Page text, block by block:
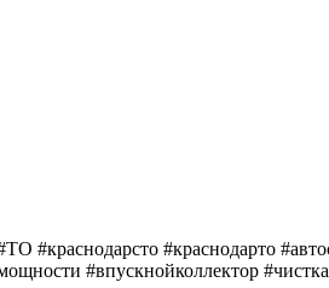
#краснодарсто #краснодарто
#впускнойколлектор